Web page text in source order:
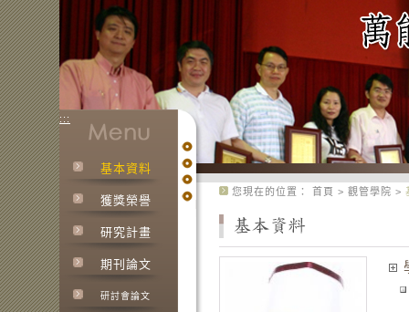
:::
基本資料
獲獎榮譽
研究計畫
期刊論文
研討會論文
您現在的位置： 首頁 > 觀管學院 >